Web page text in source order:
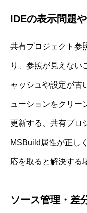
IDEの表示問題
共有プロジェクト参
り、参照が見えない
ャッシュや設定が古
ューションをクリー
更新する、共有プロ
MSBuild属性が正し
応を取ると解決する
ソース管理・差